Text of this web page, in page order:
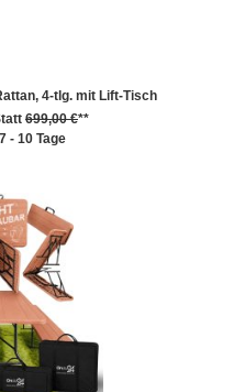
4-tlg. mit Lift-Tisch
699,00 €**
- 10 Tage